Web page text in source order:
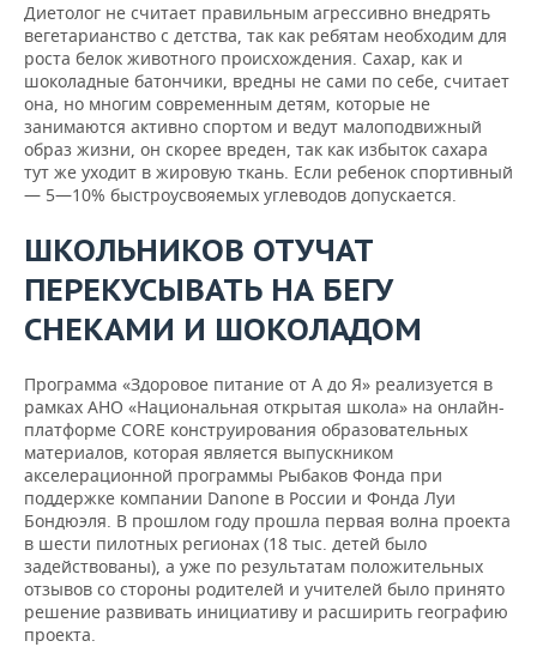
Диетолог не считает правильным агрессивно внедрять
вегетарианство с детства, так как ребятам необходим для
роста белок животного происхождения. Сахар, как и
шоколадные батончики, вредны не сами по себе, считает
она, но многим современным детям, которые не
занимаются активно спортом и ведут малоподвижный
образ жизни, он скорее вреден, так как избыток сахара
тут же уходит в жировую ткань. Если ребенок спортивный
— 5—10% быстроусвояемых углеводов допускается.
ШКОЛЬНИКОВ ОТУЧАТ
ПЕРЕКУСЫВАТЬ НА БЕГУ
СНЕКАМИ И ШОКОЛАДОМ
Программа «Здоровое питание от А до Я» реализуется в
рамках АНО «Национальная открытая школа» на онлайн-
платформе CORE конструирования образовательных
материалов, которая является выпускником
акселерационной программы Рыбаков Фонда при
поддержке компании Danone в России и Фонда Луи
Бондюэля. В прошлом году прошла первая волна проекта
в шести пилотных регионах (18 тыс. детей было
задействованы), а уже по результатам положительных
отзывов со стороны родителей и учителей было принято
решение развивать инициативу и расширить географию
проекта.